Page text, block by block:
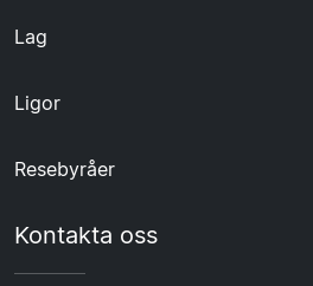
Lag
Ligor
Resebyråer
Kontakta oss